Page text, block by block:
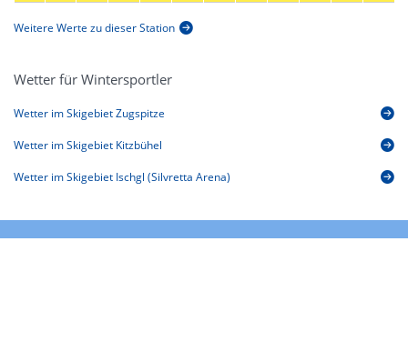
Weitere Werte zu dieser Station
Wetter für Wintersportler
Wetter im Skigebiet Zugspitze
Wetter im Skigebiet Kitzbühel
Wetter im Skigebiet Ischgl (Silvretta Arena)